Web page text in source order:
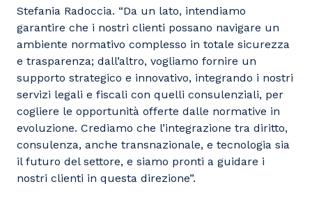
Stefania Radoccia. “Da un lato, intendiamo
garantire che i nostri clienti possano navigare un
ambiente normativo complesso in totale sicurezza
e trasparenza; dall’altro, vogliamo fornire un
supporto strategico e innovativo, integrando i nostri
servizi legali e fiscali con quelli consulenziali, per
cogliere le opportunità offerte dalle normative in
evoluzione. Crediamo che l’integrazione tra diritto,
consulenza, anche transnazionale, e tecnologia sia
il futuro del settore, e siamo pronti a guidare i
nostri clienti in questa direzione”.